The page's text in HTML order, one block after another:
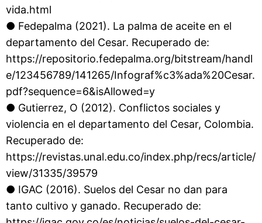
vida.html
● Fedepalma (2021). La palma de aceite en el
departamento del Cesar. Recuperado de:
https://repositorio.fedepalma.org/bitstream/handl
e/123456789/141265/Infograf%c3%ada%20Cesar.
pdf?sequence=6&isAllowed=y
● Gutierrez, O (2012). Conflictos sociales y
violencia en el departamento del Cesar, Colombia.
Recuperado de:
https://revistas.unal.edu.co/index.php/recs/article/
view/31335/39579
● IGAC (2016). Suelos del Cesar no dan para
tanto cultivo y ganado. Recuperado de: